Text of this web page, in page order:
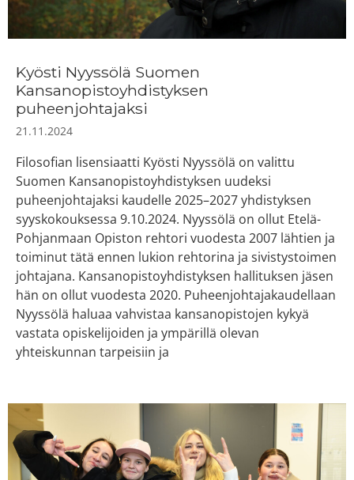
Kyösti Nyyssölä Suomen
Kansanopistoyhdistyksen
puheenjohtajaksi
21.11.2024
Filosofian lisensiaatti Kyösti Nyyssölä on valittu
Suomen Kansanopistoyhdistyksen uudeksi
puheenjohtajaksi kaudelle 2025–2027 yhdistyksen
syyskokouksessa 9.10.2024. Nyyssölä on ollut Etelä-
Pohjanmaan Opiston rehtori vuodesta 2007 lähtien ja
toiminut tätä ennen lukion rehtorina ja sivistystoimen
johtajana. Kansanopistoyhdistyksen hallituksen jäsen
hän on ollut vuodesta 2020. Puheenjohtajakaudellaan
Nyyssölä haluaa vahvistaa kansanopistojen kykyä
vastata opiskelijoiden ja ympärillä olevan
yhteiskunnan tarpeisiin ja